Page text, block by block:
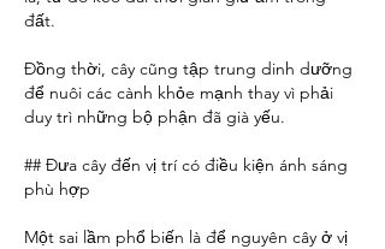
đất.
Đồng thời, cây cũng tập trung dinh dưỡng
để nuôi các cành khỏe mạnh thay vì phải
duy trì những bộ phận đã già yếu.
## Đưa cây đến vị trí có điều kiện ánh sáng
phù hợp
Một sai lầm phổ biến là để nguyên cây ở vị